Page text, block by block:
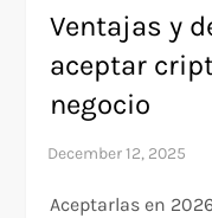
Ventajas y
aceptar
negocio
Aceptarlas en